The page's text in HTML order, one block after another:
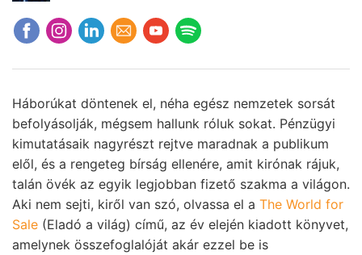
Háborúkat döntenek el, néha egész nemzetek sorsát
befolyásolják, mégsem hallunk róluk sokat. Pénzügyi
kimutatásaik nagyrészt rejtve maradnak a publikum
elől, és a rengeteg bírság ellenére, amit kirónak rájuk,
talán övék az egyik legjobban fizető szakma a világon.
Aki nem sejti, kiről van szó, olvassa el a The World for
Sale (Eladó a világ) című, az év elején kiadott könyvet,
amelynek összefoglalóját akár ezzel be is